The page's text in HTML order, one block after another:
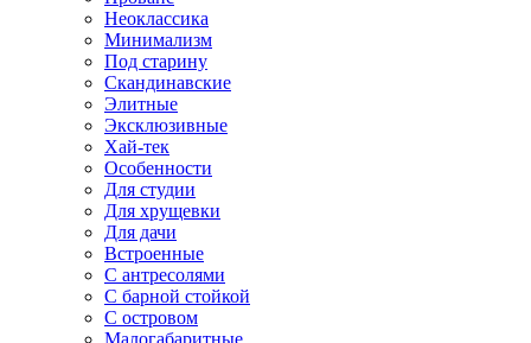
Неоклассика
Минимализм
Под старину
Скандинавские
Элитные
Эксклюзивные
Хай-тек
Особенности
Для студии
Для хрущевки
Для дачи
Встроенные
С антресолями
С барной стойкой
С островом
Малогабаритные